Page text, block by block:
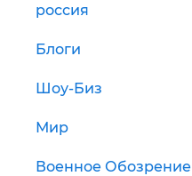
россия
Блоги
Шоу-Биз
Мир
Военное Обозрение